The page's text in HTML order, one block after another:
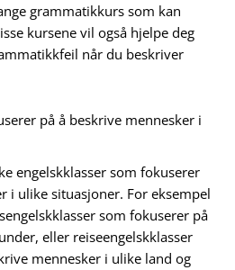
grammatikkurs som kan
kursene vil også hjelpe deg
når du beskriver
på å beskrive mennesker i
engelskklasser som fokuserer
i ulike situasjoner. For eksempel
som fokuserer på
eller reiseengelskklasser
mennesker i ulike land og